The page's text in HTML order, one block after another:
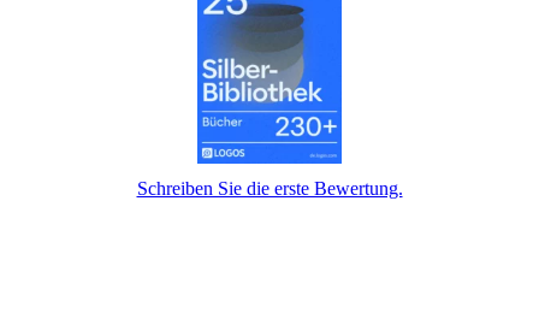
Schreiben Sie die erste Bewertung.